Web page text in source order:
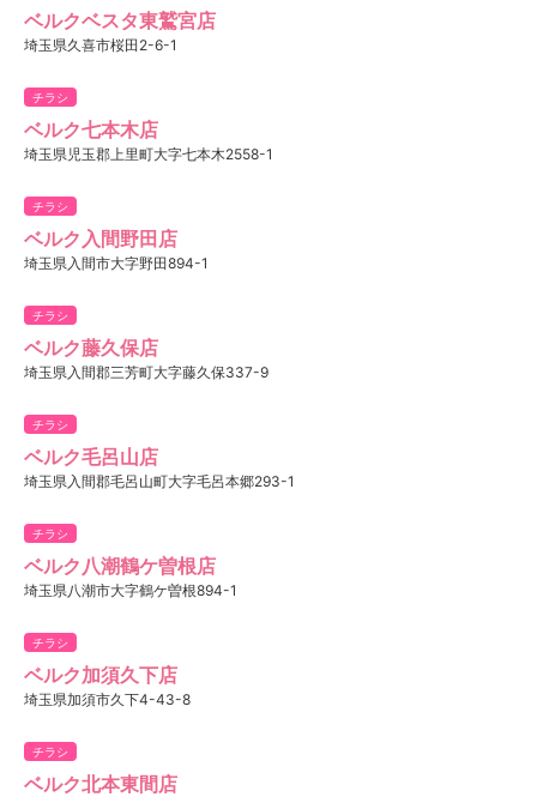
ベルクベスタ東鷲宮店
埼玉県久喜市桜田2-6-1
チラシ
ベルク七本木店
埼玉県児玉郡上里町大字七本木2558-1
チラシ
ベルク入間野田店
埼玉県入間市大字野田894-1
チラシ
ベルク藤久保店
埼玉県入間郡三芳町大字藤久保337-9
チラシ
ベルク毛呂山店
埼玉県入間郡毛呂山町大字毛呂本郷293-1
チラシ
ベルク八潮鶴ケ曽根店
埼玉県八潮市大字鶴ケ曽根894-1
チラシ
ベルク加須久下店
埼玉県加須市久下4-43-8
チラシ
ベルク北本東間店